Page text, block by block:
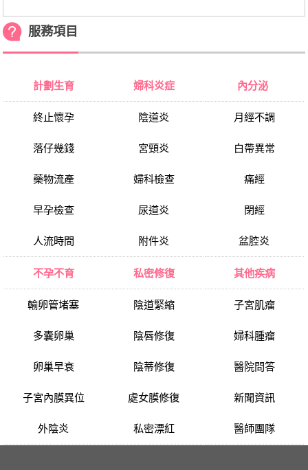
服務項目
計劃生育
終止懷孕
落仔幾錢
藥物流產
早孕檢查
人流時間
婦科炎症
陰道炎
宮頸炎
婦科檢查
尿道炎
附件炎
內分泌
月經不調
白帶異常
痛經
閉經
盆腔炎
不孕不育
輸卵管堵塞
多囊卵巢
卵巢早衰
子宮內膜異位
外陰炎
私密修復
陰道緊縮
陰唇修復
陰蒂修復
處女膜修復
私密漂紅
其他疾病
子宮肌瘤
婦科腫瘤
醫院問答
新聞資訊
醫師團隊